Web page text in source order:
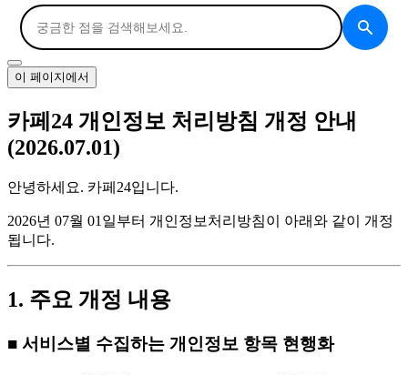
이 페이지에서
카페24 개인정보 처리방침 개정 안내
(2026.07.01)
안녕하세요. 카페24입니다.
2026년 07월 01일부터 개인정보처리방침이 아래와 같이 개정
됩니다.
1. 주요 개정 내용
■ 서비스별 수집하는 개인정보 항목 현행화